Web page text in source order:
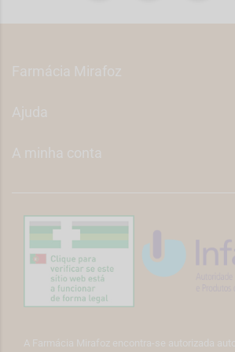
Farmácia Mirafoz
Ajuda
A minha conta
A Farmácia Mirafoz encontra-se autorizada